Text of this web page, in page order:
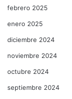
febrero 2025
enero 2025
diciembre 2024
noviembre 2024
octubre 2024
septiembre 2024